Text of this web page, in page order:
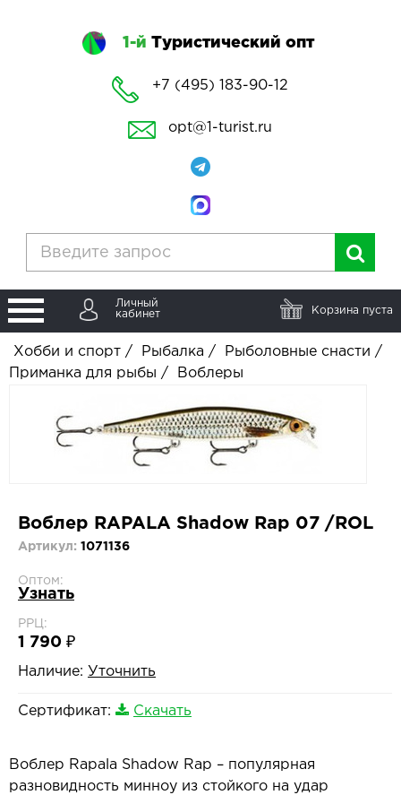
1-й Туристический опт
+7 (495) 183-90-12
opt@1-turist.ru
Личный
кабинет
Корзина пуста
Хобби и спорт / Рыбалка / Рыболовные снасти /
Приманка для рыбы / Воблеры
Воблер RAPALA Shadow Rap 07 /ROL
Артикул: 1071136
Оптом:
Узнать
РРЦ:
1 790 ₽
Наличие: Уточнить
Сертификат: Скачать
Воблер Rapala Shadow Rap – популярная
разновидность минноу из стойкого на удар